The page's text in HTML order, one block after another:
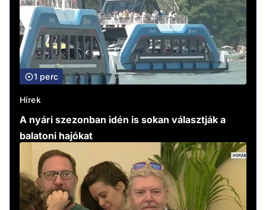
1 perc
Hírek
A nyári szezonban idén is sokan választják a
balatoni hajókat